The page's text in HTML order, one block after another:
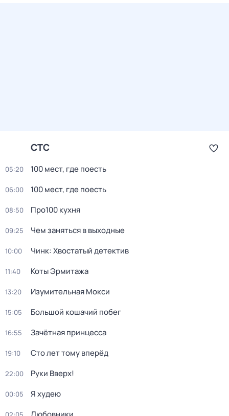
СТС
05:20 100 мест, где поесть
06:00 100 мест, где поесть
08:50 Про100 кухня
09:25 Чем заняться в выходные
10:00 Чинк: Хвостатый детектив
11:40 Коты Эрмитажа
13:20 Изумительная Мокси
15:05 Большой кошачий побег
16:55 Зачётная принцесса
19:10 Сто лет тому вперёд
22:00 Руки Bвеpх!
00:05 Я худею